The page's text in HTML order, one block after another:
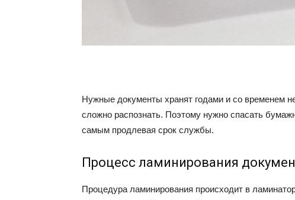
Нужные документы хранят годами и со временем
сложно распознать. Поэтому нужно спасать
самым продлевая срок службы.
Процесс ламинирования
Процедура ламинирования происходит в